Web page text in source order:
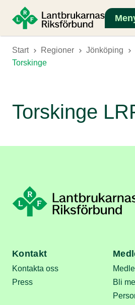
Start Regioner Jönköping
Torskinge
Torskinge
Kontakt
Kontakta oss
Press
Bli